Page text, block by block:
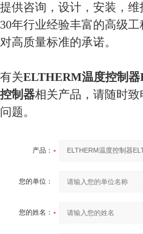
提供咨询，设计，安装，
30年行业经验丰富的高级
对高质量标准的承诺。
有关ELTHERM温度控制器
控制器相关产品，请随时
问题。
产品：
您的单位：
您的姓名：